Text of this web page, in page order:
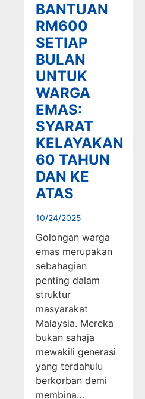
BANTUAN
RM600
SETIAP
BULAN
UNTUK
WARGA
EMAS:
SYARAT
KELAYAKAN
60 TAHUN
DAN KE
ATAS
10/24/2025
Golongan warga
emas merupakan
sebahagian
penting dalam
struktur
masyarakat
Malaysia. Mereka
bukan sahaja
mewakili generasi
yang terdahulu
berkorban demi
membina…